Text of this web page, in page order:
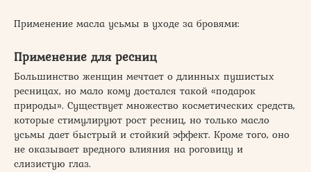
Применение масла усьмы в уходе за бровями:
Применение для ресниц
Большинство женщин мечтает о длинных пушистых
ресницах, но мало кому достался такой «подарок
природы». Существует множество косметических средств,
которые стимулируют рост ресниц, но только масло
усьмы дает быстрый и стойкий эффект. Кроме того, оно
не оказывает вредного влияния на роговицу и
слизистую глаз.